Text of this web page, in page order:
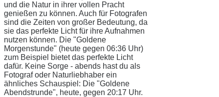
und die Natur in ihrer vollen Pracht
genießen zu können. Auch für Fotografen
sind die Zeiten von großer Bedeutung, da
sie das perfekte Licht für ihre Aufnahmen
nutzen können. Die "Goldene
Morgenstunde" (heute gegen 06:36 Uhr)
zum Beispiel bietet das perfekte Licht
dafür. Keine Sorge - abends hast du als
Fotograf oder Naturliebhaber ein
ähnliches Schauspiel: Die "Goldene
Abendstrunde", heute, gegen 20:17 Uhr.